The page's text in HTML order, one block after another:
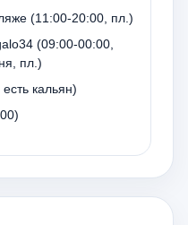
(11:00-20:00, пл.)
(09:00-00:00,
пл.)
кальян)